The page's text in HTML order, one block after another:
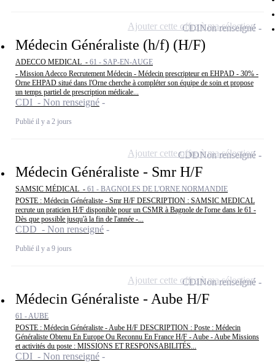
Médecin Généraliste (h/f) (H/F)
ADECCO MEDICAL - 61 - SAP-EN-AUGE
- Mission Adecco Recrutement Médecin - Médecin prescripteur en EHPAD - 30% -
Orne EHPAD situé dans l'Orne cherche à compléter son équipe de soin et propose
un temps partiel de prescription médicale...
CDI - Non renseigné
Publié il y a 2 jours
CDINon renseigné
Ajouter cette offre à ma sélection
Médecin Généraliste - Smr H/F
SAMSIC MÉDICAL - 61 - BAGNOLES DE L'ORNE NORMANDIE
POSTE : Médecin Généraliste - Smr H/F DESCRIPTION : SAMSIC MEDICAL
recrute un praticien H/F disponible pour un CSMR à Bagnole de l'orne dans le 61 -
Dès que possible jusqu'à la fin de l'année -...
CDD - Non renseigné
Publié il y a 9 jours
CDDNon renseigné
Ajouter cette offre à ma sélection
Médecin Généraliste - Aube H/F
61 - AUBE
POSTE : Médecin Généraliste - Aube H/F DESCRIPTION : Poste : Médecin
Généraliste Obtenu En Europe Ou Reconnu En France H/F - Aube - Aube Missions
et activités du poste : MISSIONS ET RESPONSABILITÉS...
CDI - Non renseigné
CDINon renseigné
Ajouter cette offre à ma sélection